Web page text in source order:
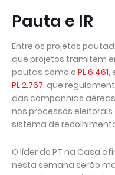
Pauta e IR
Entre os projetos
que projetos tramitem
pautas como o PL 6.461,
PL 2.767, que
das companhias
nos processos
sistema de
O líder do PT na Casa
nesta semana serão